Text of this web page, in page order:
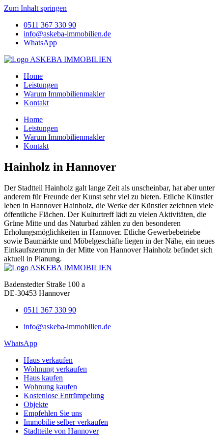
Zum Inhalt springen
0511 367 330 90
info@askeba-immobilien.de
WhatsApp
Home
Leistungen
Warum Immobilienmakler
Kontakt
Home
Leistungen
Warum Immobilienmakler
Kontakt
Hainholz in Hannover
Der Stadtteil Hainholz galt lange Zeit als unscheinbar, hat aber unter
anderem für Freunde der Kunst sehr viel zu bieten. Etliche Künstler
leben in Hannover Hainholz, die Werke der Künstler zeichnen viele
öffentliche Flächen. Der Kulturtreff lädt zu vielen Aktivitäten, die
Grüne Mitte und das Naturbad zählen zu den besonderen
Erholungsmöglichkeiten in Hannover. Etliche Gewerbebetriebe
sowie Baumärkte und Möbelgeschäfte liegen in der Nähe, ein neues
Einkaufszentrum in der Mitte von Hannover Hainholz befindet sich
aktuell in Planung.
Badenstedter Straße 100 a
DE-30453 Hannover
0511 367 330 90
info@askeba-immobilien.de
WhatsApp
Haus verkaufen
Wohnung verkaufen
Haus kaufen
Wohnung kaufen
Kostenlose Entrümpelung
Objekte
Empfehlen Sie uns
Immobilie selber verkaufen
Stadtteile von Hannover